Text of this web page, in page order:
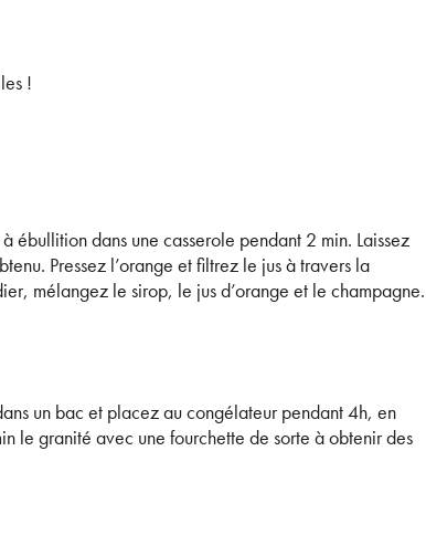
!
ébullition dans une casserole pendant 2 min. Laissez
Pressez l’orange et filtrez le jus à travers la
mélangez le sirop, le jus d’orange et le champagne.
un bac et placez au congélateur pendant 4h, en
le granité avec une fourchette de sorte à obtenir des